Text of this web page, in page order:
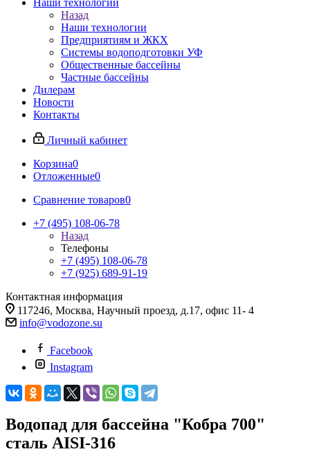
Наши технологии
Назад
Наши технологии
Предприятиям и ЖКХ
Системы водоподготовки УФ
Общественные бассейны
Частные бассейны
Дилерам
Новости
Контакты
Личный кабинет
Корзина0
Отложенные0
Сравнение товаров0
+7 (495) 108-06-78
Назад
Телефоны
+7 (495) 108-06-78
+7 (925) 689-91-19
Контактная информация
117246, Москва, Научный проезд, д.17, офис 11- 4
info@vodozone.su
Facebook
Instagram
Водопад для бассейна "Кобра 700"
сталь AISI-316